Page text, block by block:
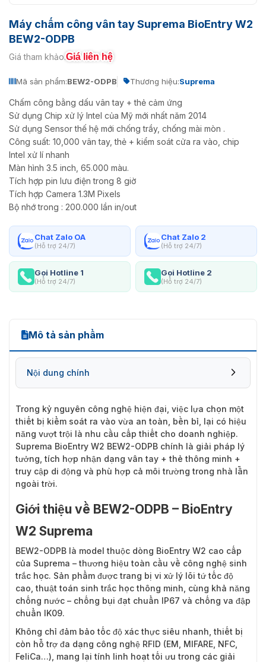
Máy chấm công vân tay Suprema BioEntry W2
BEW2-ODPB
Giá tham khảo:Giá liên hệ
Mã sản phẩm:BEW2-ODPB Thương hiệu:Suprema
Chấm công bằng dấu vân tay + thẻ cảm ứng
Sử dụng Chip xử lý Intel của Mỹ mới nhất năm 2014
Sử dụng Sensor thế hệ mới chống trầy, chống mài mòn .
Công suất: 10,000 vân tay, thẻ + kiểm soát cửa ra vào, chip
Intel xử lí nhanh
Màn hình 3.5 inch, 65.000 màu.
Tích hợp pin lưu điện trong 8 giờ
Tích hợp Camera 1.3M Pixels
Bộ nhớ trong : 200.000 lần in/out
Chat Zalo OA
(Hỗ trợ 24/7)
Chat Zalo 2
(Hỗ trợ 24/7)
Gọi Hotline 1
(Hỗ trợ 24/7)
Gọi Hotline 2
(Hỗ trợ 24/7)
Mô tả sản phẩm
Nội dung chính
Trong kỷ nguyên công nghệ hiện đại, việc lựa chọn một
thiết bị kiểm soát ra vào vừa an toàn, bền bỉ, lại có hiệu
năng vượt trội là nhu cầu cấp thiết cho doanh nghiệp.
Suprema BioEntry W2 BEW2-ODPB chính là giải pháp lý
tưởng, tích hợp nhận dạng vân tay + thẻ thông minh +
truy cập di động và phù hợp cả môi trường trong nhà lẫn
ngoài trời.
Giới thiệu về BEW2-ODPB – BioEntry
W2 Suprema
BEW2-ODPB là model thuộc dòng BioEntry W2 cao cấp
của Suprema – thương hiệu toàn cầu về công nghệ sinh
trắc học. Sản phẩm được trang bị vi xử lý lõi tứ tốc độ
cao, thuật toán sinh trắc học thông minh, cùng khả năng
chống nước – chống bụi đạt chuẩn IP67 và chống va đập
chuẩn IK09.
Không chỉ đảm bảo tốc độ xác thực siêu nhanh, thiết bị
còn hỗ trợ đa dạng công nghệ RFID (EM, MIFARE, NFC,
FeliCa…), mang lại tính linh hoạt tối ưu trong các giải